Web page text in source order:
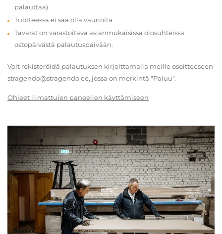
palauttaa)
Tuotteessa ei saa olla vaurioita
Tavarat on varastoitava asianmukaisissa olosuhteissa
ostopäivästä palautuspäivään.
Voit rekisteröidä palautuksen kirjoittamalla meille osoitteeseen
stragendo@stragendo.ee, jossa on merkintä "Paluu".
Ohjeet liimattujen paneelien käyttämiseen